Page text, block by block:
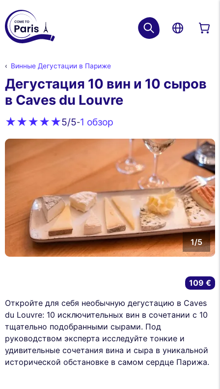
Винные Дегустации в Париже
Дегустация 10 вин и 10 сыров
в Caves du Louvre
5/5-1 обзор
1/5
Откройте для себя необычную дегустацию в Caves
du Louvre: 10 исключительных вин в сочетании с 10
тщательно подобранными сырами. Под
руководством эксперта исследуйте тонкие и
удивительные сочетания вина и сыра в уникальной
исторической обстановке в самом сердце Парижа.
109 €